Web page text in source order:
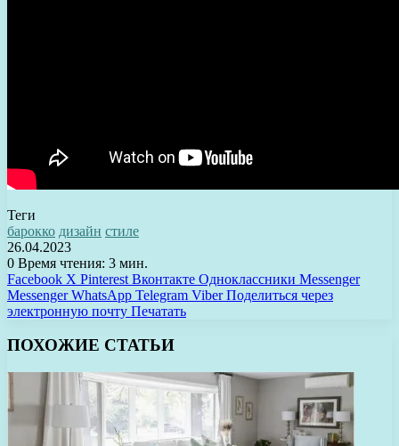
Теги
барокко дизайн стиле
26.04.2023
0 Время чтения: 3 мин.
Facebook X Pinterest Вконтакте Одноклассники Messenger
Messenger WhatsApp Telegram Viber Поделиться через
электронную почту Печатать
ПОХОЖИЕ СТАТЬИ